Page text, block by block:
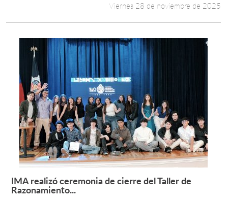
Viernes 28 de noviembre de 2025
Leer más +
IMA realizó ceremonia de cierre del Taller de
Razonamiento...